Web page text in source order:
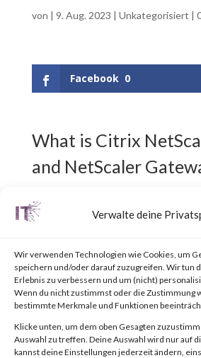
Verwalte deine
Wir verwenden Technologien wie Cookies, um
speichern und/oder darauf zuzugreifen. Wir tun
Erlebnis zu verbessern und um (nicht)
Wenn du nicht zustimmst oder die Zustimmung
bestimmte Merkmale und Funktionen
Klicke unten, um dem oben Gesagten
Auswahl zu treffen. Deine Auswahl wird nur auf
kannst deine Einstellungen jederzeit ändern,
von | 9. Aug. 2023 | Unkategorisiert |
Facebook 0
What is Citrix
and NetScaler
Citrix NetScaler ADC,
is an Application
Controller (ADC)
achieve secure and
network traffic.